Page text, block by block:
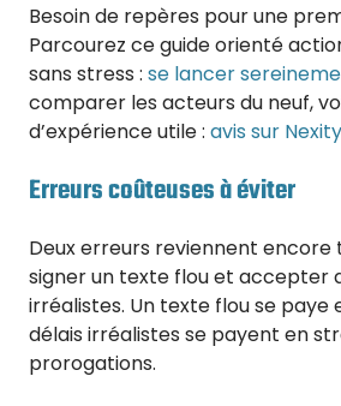
Besoin de repères pour une
Parcourez ce guide orienté
sans stress : se lancer
comparer les acteurs du neuf,
d’expérience utile : avis sur Nexity
Erreurs coûteuses à éviter
Deux erreurs reviennent encore
signer un texte flou et accepter
irréalistes. Un texte flou se paye
délais irréalistes se payent en
prorogations.